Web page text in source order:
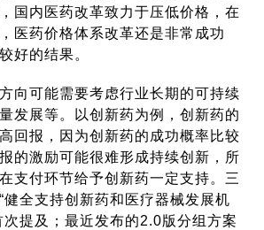
国内医药改革致力于压低价格，在
医药价格体系改革还是非常成功
好的结果。
向可能需要考虑行业长期的可持续
发展等。以创新药为例，创新药的
回报，因为创新药的成功概率比较
的激励可能很难形成持续创新，所
支付环节给予创新药一定支持。三
健全支持创新药和医疗器械发展机
次提及；最近发布的2.0版分组方案